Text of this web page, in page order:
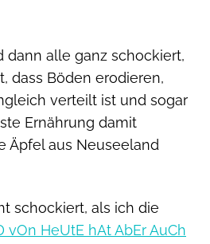
dann alle ganz schockiert,
dass Böden erodieren,
verteilt ist und sogar
Ernährung damit
Äpfel aus Neuseeland
schockiert, als ich die
vOn HeUtE hAt AbEr AuCh